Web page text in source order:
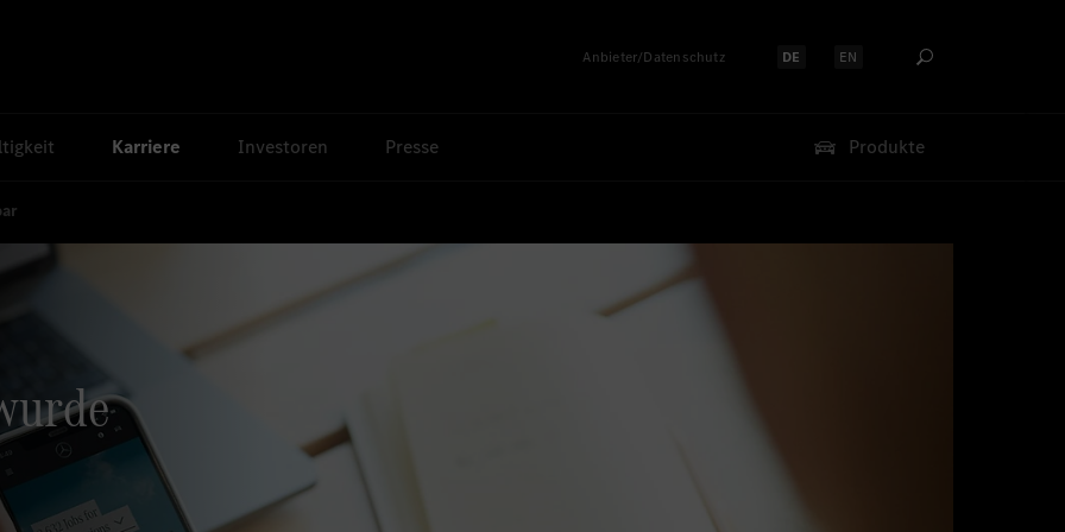
Anbieter/Datenschutz Sprache auswählen:
DE Sprache auswählen:
EN
Karriere Investoren Presse Produkte